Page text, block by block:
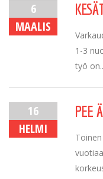
6
MAALIS
1-3
työ
16
HELMI
PEE